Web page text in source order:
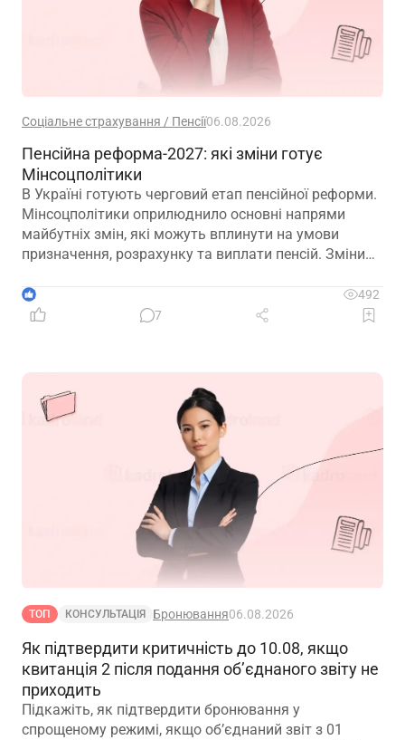
Соціальне страхування / Пенсії06.08.2026
Пенсійна реформа-2027: які зміни готує
Мінсоцполітики
В Україні готують черговий етап пенсійної реформи.
Мінсоцполітики оприлюднило основні напрями
майбутніх змін, які можуть вплинути на умови
призначення, розрахунку та виплати пенсій. Зміни
1
492
7
ТОП КОНСУЛЬТАЦІЯ Бронювання06.08.2026
Як підтвердити критичність до 10.08, якщо
квитанція 2 після подання об’єднаного звіту не
приходить
Підкажіть, як підтвердити бронювання у
спрощеному режимі, якщо обʼєднаний звіт з 01